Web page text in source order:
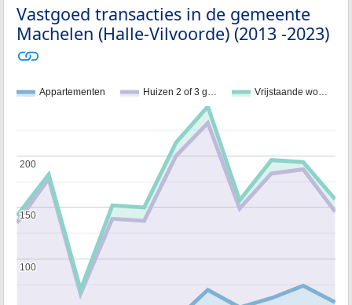
Vastgoed transacties in de gemeente
Machelen (Halle-Vilvoorde) (2013 -2023)
Appartementen Huizen 2 of 3 g… Vrijstaande wo…
100
100
150
150
200
200